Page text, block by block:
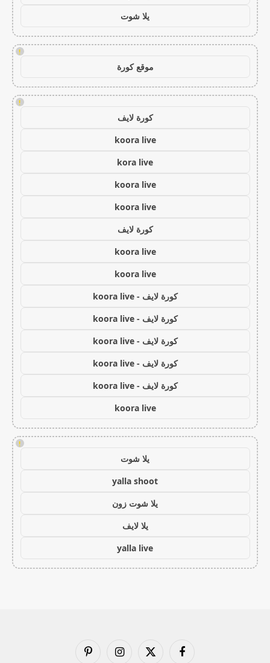
يلا شوت
!
موقع كورة
!
كورة لايف
koora live
kora live
koora live
koora live
كورة لايف
koora live
koora live
كورة لايف - koora live
كورة لايف - koora live
كورة لايف - koora live
كورة لايف - koora live
كورة لايف - koora live
koora live
!
يلا شوت
yalla shoot
يلا شوت زون
يلا لايف
yalla live
فيسبوك
X
الانستغرامبينتيريست